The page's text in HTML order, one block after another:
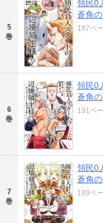
5
巻
領民0
蒼角
187ペ
6
巻
領民0
蒼角
191ペ
7
巻
領民0
蒼角
189ペ